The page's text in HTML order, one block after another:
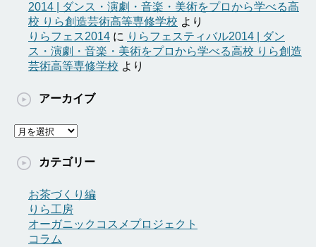
2014 | ダンス・演劇・音楽・美術をプロから学べる高
校 りら創造芸術高等専修学校 より
りらフェス2014 に りらフェスティバル2014 | ダン
ス・演劇・音楽・美術をプロから学べる高校 りら創造
芸術高等専修学校 より
アーカイブ
ア
カ
カテゴリー
お茶づくり編
りら工房
オーガニックコスメプロジェクト
コラム